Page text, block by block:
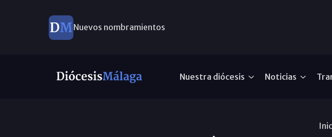
Este domingo, Campaña Pro Templos
Nuestra diócesis Noticias